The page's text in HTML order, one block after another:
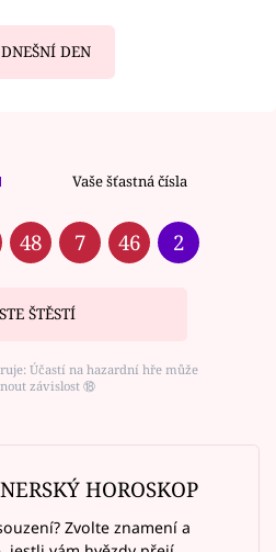
DEN
Vaše šťastná čísla
48 7 46 2
ŠTĚSTÍ
Účastí na hazardní hře může
závislost ⑱
HOROSKOP
Zvolte znamení a